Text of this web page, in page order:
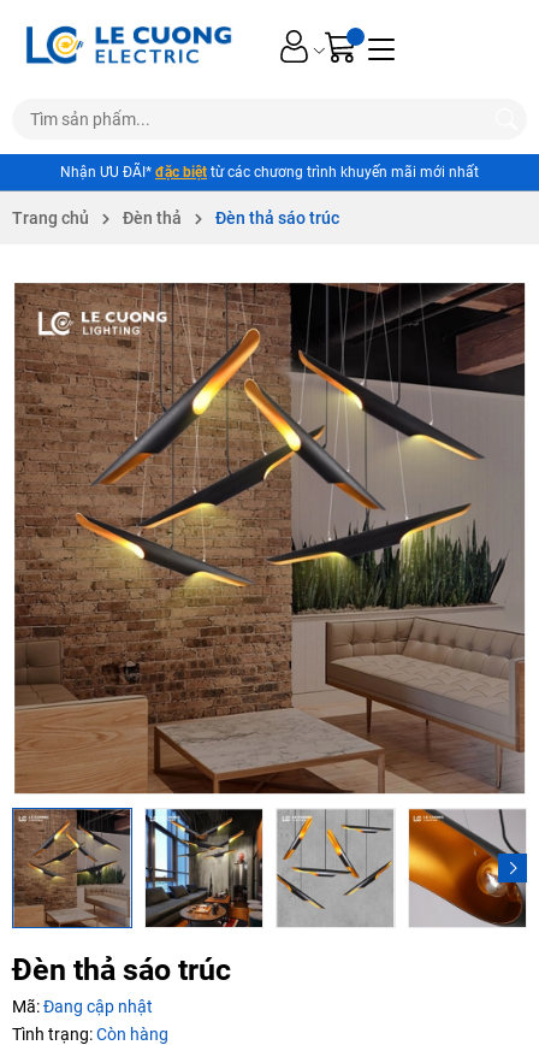
Nhận ƯU ĐÃI* đặc biệt từ các chương trình khuyến mãi mới nhất
Trang chủ Đèn thả Đèn thả sáo trúc
Đèn thả sáo trúc
Mã:Đang cập nhật
Tình trạng:Còn hàng
Mã giảm giá:
Ngày hết hạn:
Điều kiện:
Copy mã và nhập mã ở trang THANH TOÁNbạn nhé!